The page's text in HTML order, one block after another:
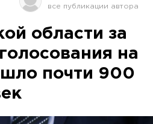
области за
на
почти 900